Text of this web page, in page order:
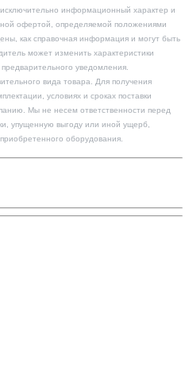
информационный характер и
офертой, определяемой положениями
как справочная информация и могут быть
может изменить характеристики
уведомления.
вида товара. Для получения
условиях и сроках поставки
Мы не несем ответственности перед
упущенную выгоду или иной ущерб,
оборудования.